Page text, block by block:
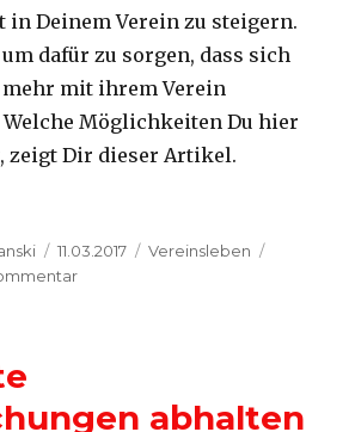
in Deinem Verein zu steigern.
dafür zu sorgen, dass sich
mit ihrem Verein
Möglichkeiten Du hier
zeigt Dir dieser Artikel.
steigern“
Veröffentlicht
am
11.03.2017 Kategorien
Vereinsleben
zu
abhalten